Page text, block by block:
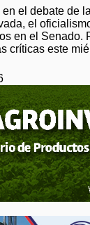
el debate de
el
en el Senado.
críticas este